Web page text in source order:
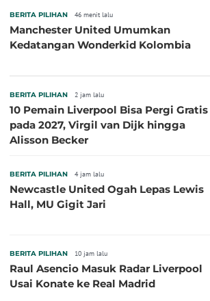
BERITA PILIHAN 46 menit lalu
Manchester United Umumkan
Kedatangan Wonderkid Kolombia
BERITA PILIHAN 2 jam lalu
10 Pemain Liverpool Bisa Pergi Gratis
pada 2027, Virgil van Dijk hingga
Alisson Becker
BERITA PILIHAN 4 jam lalu
Newcastle United Ogah Lepas Lewis
Hall, MU Gigit Jari
BERITA PILIHAN 10 jam lalu
Raul Asencio Masuk Radar Liverpool
Usai Konate ke Real Madrid